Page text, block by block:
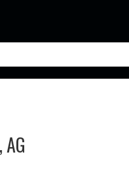
AG